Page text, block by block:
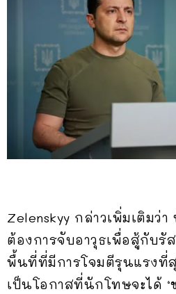
Zelenskyy กล่าวเพิ่มเติม
ต้องการจับอาวุธเพื่อสู้กับรั
พื้นที่ที่มีการโจมตีรุนแรงที่
เป็นโอกาสที่นักโทษจะได้ ‘